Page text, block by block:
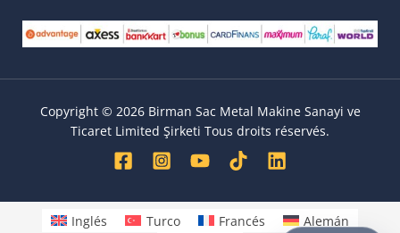
Copyright © 2026 Birman Sac Metal Makine Sanayi ve
Ticaret Limited Şirketi Tous droits réservés.
Inglés Turco Francés Alemán